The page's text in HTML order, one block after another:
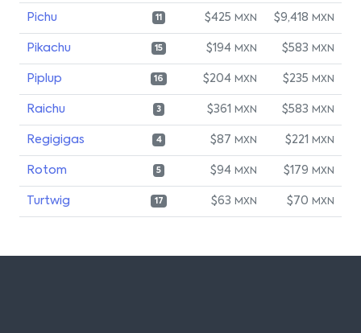
Pichu 11 $425 MXN $9,418 MXN
Pikachu 15 $194 MXN $583 MXN
Piplup 16 $204 MXN $235 MXN
Raichu 3 $361 MXN $583 MXN
Regigigas 4 $87 MXN $221 MXN
Rotom 5 $94 MXN $179 MXN
Turtwig 17 $63 MXN $70 MXN